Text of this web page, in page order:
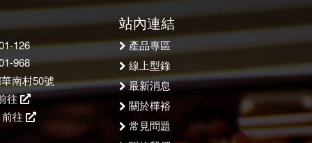
126
968
南村50號
往
前往
站內連結
產品專區
線上型錄
最新消息
關於樺裕
常見問題